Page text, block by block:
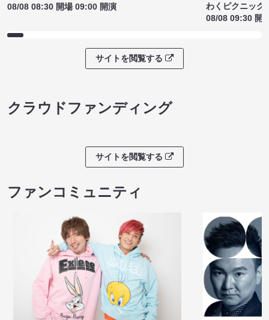
08/08 08:30 開場 09:00 開演
わくピクニック
08/08 09:30 開
サイトを閲覧する
クラウドファンディング
サイトを閲覧する
ファンコミュニティ